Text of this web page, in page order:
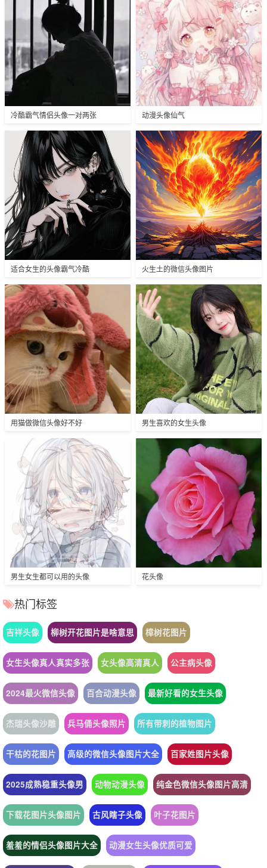
冷酷霸气情侣头像一对两张 动漫头像仙气
适合女生的头像霸气冷酷 火生土的微信头像图片
用猫做微信头像好不好 男生喜欢的女生头像
男生女生都可以用的头像 花头像
热门标签
吉祥头像 柳树开花图片是啥意思 樟树花图片
女生头像真人真实多张 女头像高清真人 公主病头像
2024最火微信头像 百合动漫头像 最新好看的女生头像
杰瑞头像沙雕 兵马俑头像照片 所有带刺的植物图片
干枯的花图片 高级的微信头像图片大全 百家姓图片头像
2025成熟稳重头像男 动物动漫头像 纯金色微信头像图片高清
下载花图片头像图片 古风瞎子头像 叶子花图片
羞羞的情侣头像图片大全 动漫女生头像优质可爱